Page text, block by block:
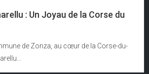
: Un Joyau de la Corse du
de Zonza, au cœur de la Corse-du-